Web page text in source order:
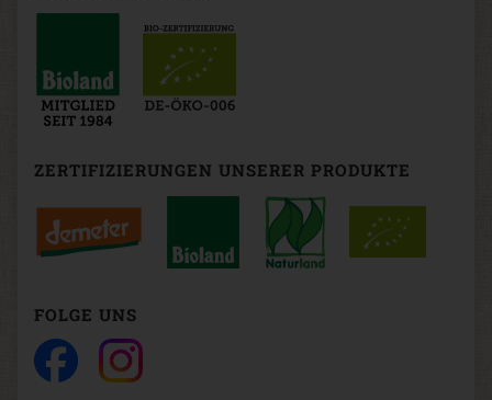
ZERTIFIZIERUNGEN UNSERER PRODUKTE
FOLGE UNS